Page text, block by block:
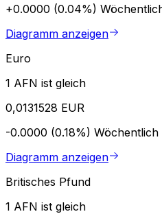
+0.0000 (0.04%)
Diagramm anzeigen
Euro
1 AFN ist gleich
0,0131528 EUR
-0.0000 (0.18%) Wöchentlich
Diagramm anzeigen
Britisches Pfund
1 AFN ist gleich